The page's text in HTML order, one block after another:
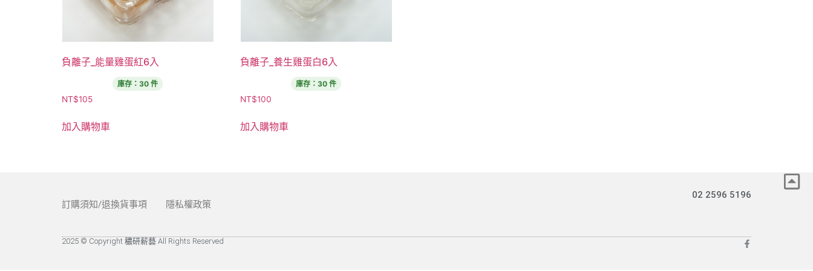
負離子_能量雞蛋紅6入
庫存：30 件
NT$105
加入購物車
負離子_養生雞蛋白6入
庫存：30 件
NT$100
加入購物車
訂購須知/退換貨事項 隱私權政策
02 2596 5196
2025 © Copyright 穠研薪藝 All Rights Reserved